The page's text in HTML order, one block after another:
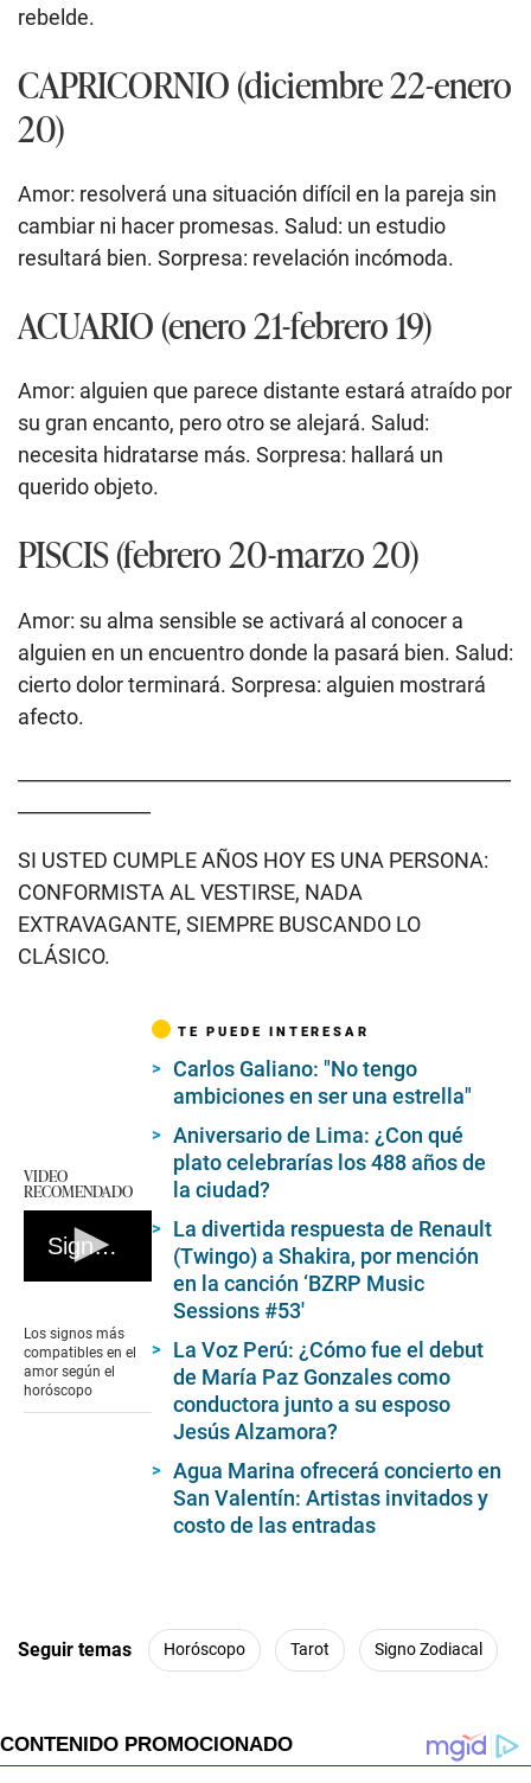
rebelde.
CAPRICORNIO (diciembre 22-enero
20)
Amor: resolverá una situación difícil en la pareja sin
cambiar ni hacer promesas. Salud: un estudio
resultará bien. Sorpresa: revelación incómoda.
ACUARIO (enero 21-febrero 19)
Amor: alguien que parece distante estará atraído por
su gran encanto, pero otro se alejará. Salud:
necesita hidratarse más. Sorpresa: hallará un
querido objeto.
PISCIS (febrero 20-marzo 20)
Amor: su alma sensible se activará al conocer a
alguien en un encuentro donde la pasará bien. Salud:
cierto dolor terminará. Sorpresa: alguien mostrará
afecto.
SI USTED CUMPLE AÑOS HOY ES UNA PERSONA:
CONFORMISTA AL VESTIRSE, NADA
EXTRAVAGANTE, SIEMPRE BUSCANDO LO
CLÁSICO.
VIDEO
RECOMENDADO
Signos compatibles en el amor
of
3
minutes,
0
Los signos más
compatibles en el
amor según el
horóscopo
TE PUEDE INTERESAR
Carlos Galiano: "No tengo
ambiciones en ser una estrella"
Aniversario de Lima: ¿Con qué
plato celebrarías los 488 años de
la ciudad?
La divertida respuesta de Renault
(Twingo) a Shakira, por mención
en la canción ‘BZRP Music
Sessions #53′
La Voz Perú: ¿Cómo fue el debut
de María Paz Gonzales como
conductora junto a su esposo
Jesús Alzamora?
Agua Marina ofrecerá concierto en
San Valentín: Artistas invitados y
costo de las entradas
Seguir temas Horóscopo Tarot Signo Zodiacal